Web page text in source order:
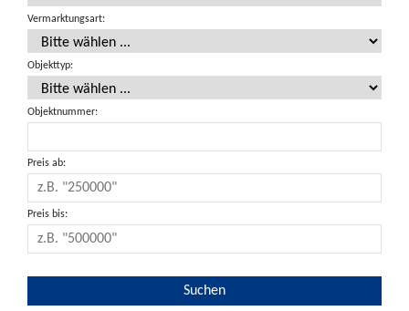
Vermarktungsart:
Objekttyp:
Objektnummer:
Preis ab:
Preis bis: